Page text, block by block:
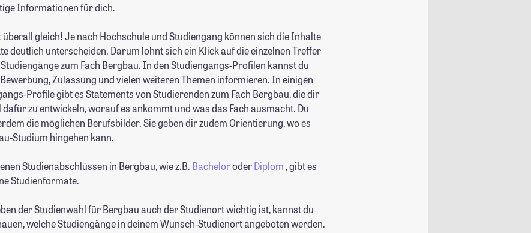
Informationen für dich.
gleich! Je nach Hochschule und Studiengang können sich die Inhalte
deutlich unterscheiden. Darum lohnt sich ein Klick auf die einzelnen Treffer
zum Fach Bergbau. In den Studiengangs-Profilen kannst du
Zulassung und vielen weiteren Themen informieren. In einigen
Profile gibt es Statements von Studierenden zum Fach Bergbau, die dir
dafür zu entwickeln, worauf es ankommt und was das Fach ausmacht. Du
die möglichen Berufsbilder. Sie geben dir zudem Orientierung, wo es
Studium hingehen kann.
Studienabschlüssen in Bergbau, wie z.B. BacheloroderDiplom , gibt es
Studienformate.
der Studienwahl für Bergbau auch der Studienort wichtig ist, kannst du
welche Studiengänge in deinem Wunsch-Studienort angeboten werden.